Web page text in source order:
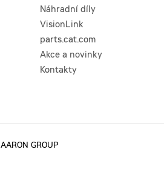
Náhradní díly
VisionLink
parts.cat.com
Akce a novinky
Kontakty
AARON GROUP